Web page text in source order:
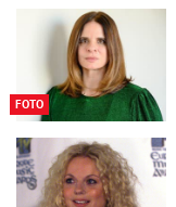
FOTO